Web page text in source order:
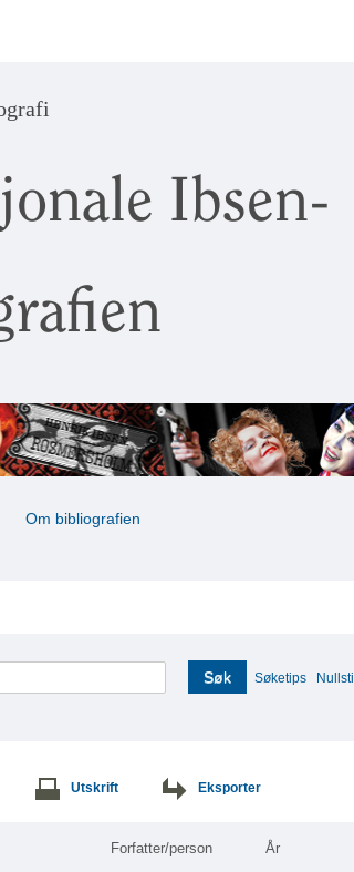
Ibsen-
Om bibliografien
Søk Søketips Nullstill
Utskrift Eksporter
Forfatter/person År